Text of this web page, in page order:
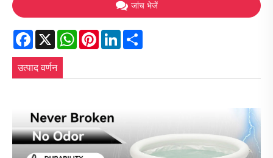
जांच भेजें
Facebook
X WhatsApp
PinterestLinkedIn
उत्पाद वर्णन